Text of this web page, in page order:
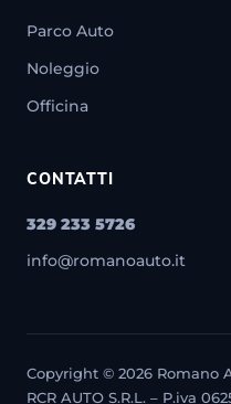
Parco Auto
Noleggio
Officina
CONTATTI
329 233 5726
info@romanoauto.it
Copyright © 2026 Romano
RCR AUTO S.R.L. – P.iva